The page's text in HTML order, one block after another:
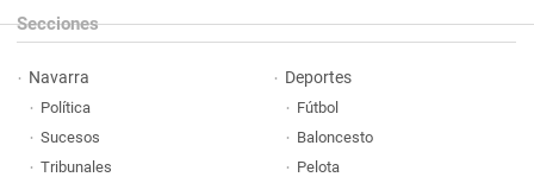
Secciones
Navarra
Política
Sucesos
Tribunales
Deportes
Fútbol
Baloncesto
Pelota